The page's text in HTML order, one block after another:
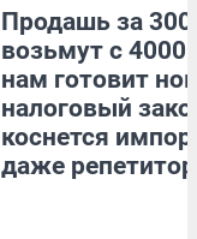
Продашь за
возьмут с
нам готовит
налоговый
коснется
даже